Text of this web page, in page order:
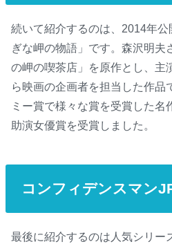
続いて紹介するのは、2014年
ぎな岬の物語」です。森沢明夫
の岬の喫茶店」を原作とし、主
ら映画の企画者を担当した作品
ミー賞で様々な賞を受賞した名
助演女優賞を受賞しました。
コンフィデンスマン
最後に紹介するのは人気シリー